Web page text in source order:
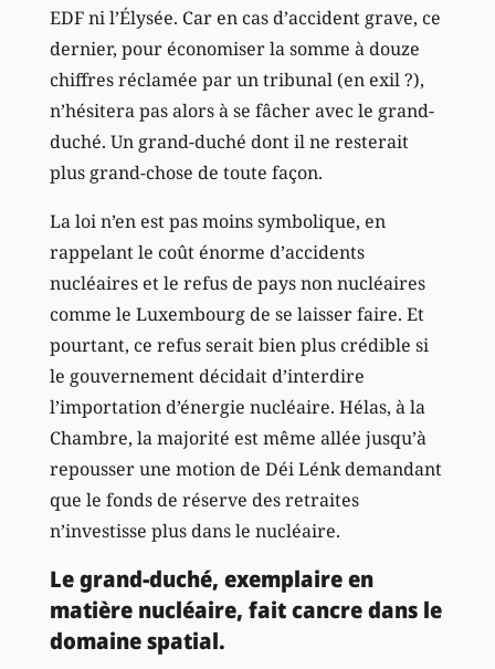
EDF ni l’Élysée. Car en cas d’accident grave, ce
dernier, pour économiser la somme à douze
chiffres réclamée par un tribunal (en exil ?),
n’hésitera pas alors à se fâcher avec le grand-
duché. Un grand-duché dont il ne resterait
plus grand-chose de toute façon.
La loi n’en est pas moins symbolique, en
rappelant le coût énorme d’accidents
nucléaires et le refus de pays non nucléaires
comme le Luxembourg de se laisser faire. Et
pourtant, ce refus serait bien plus crédible si
le gouvernement décidait d’interdire
l’importation d’énergie nucléaire. Hélas, à la
Chambre, la majorité est même allée jusqu’à
repousser une motion de Déi Lénk demandant
que le fonds de réserve des retraites
n’investisse plus dans le nucléaire.
Le grand-duché, exemplaire en
matière nucléaire, fait cancre dans le
domaine spatial.